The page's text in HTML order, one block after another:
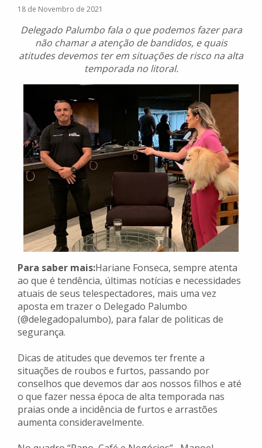
18 de Novembro de 2021
Delegado Palumbo fala o que podemos fazer para
não chamar a atenção de bandidos, e quais
atitudes devemos ter em situações de risco na alta
temporada no litoral.
Para saber mais:Hariane Fonseca, sempre atenta
ao que é tendência, últimas notícias e necessidades
atuais de seus telespectadores, mais uma vez
aposta em trazer o Delegado Palumbo
(@delegadopalumbo), para falar de politicas de
segurança.
Dicas de atitudes que devemos ter frente a
situações de roubos e furtos, passando por
conselhos que devemos dar aos nossos filhos e até
o que fazer nessa época de alta temporada nas
praias onde a incidência de furtos e arrastões
aumenta consideravelmente.